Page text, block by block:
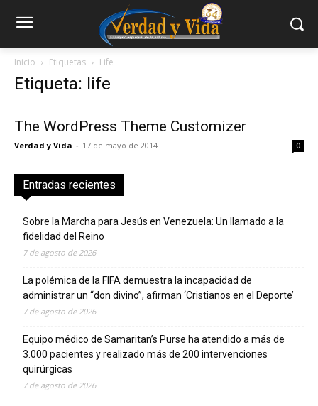
Inicio Etiquetas Life
Etiqueta: life
The WordPress Theme Customizer
Verdad y Vida - 17 de mayo de 2014 0
Entradas recientes
Sobre la Marcha para Jesús en Venezuela: Un llamado a la
fidelidad del Reino
7 de agosto de 2026
La polémica de la FIFA demuestra la incapacidad de
administrar un “don divino”, afirman ‘Cristianos en el Deporte’
7 de agosto de 2026
Equipo médico de Samaritan’s Purse ha atendido a más de
3.000 pacientes y realizado más de 200 intervenciones
quirúrgicas
7 de agosto de 2026